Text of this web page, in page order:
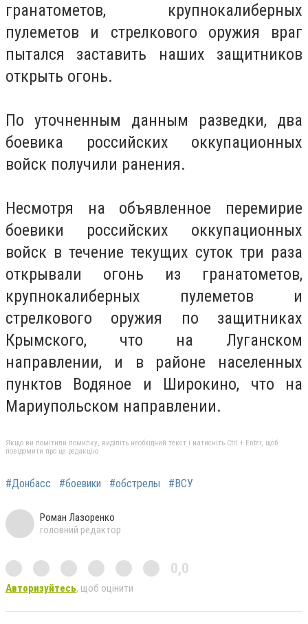
гранатометов, крупнокалиберных
пулеметов и стрелкового оружия враг
пытался заставить наших защитников
открыть огонь.
По уточненным данным разведки, два
боевика российских оккупационных
войск получили ранения.
Несмотря на объявленное перемирие
боевики российских оккупационных
войск в течение текущих суток три раза
открывали огонь из гранатометов,
крупнокалиберных пулеметов и
стрелкового оружия по защитниках
Крымского, что на Луганском
направлении, и в районе населенных
пунктов Водяное и Широкино, что на
Мариупольском направлении.
Якщо ви помітили помилку, виділіть необхідний текст і натисніть Ctrl + Enter, щоб
повідомити про це редакцію
#Донбасс #боевики #обстрелы #ВСУ
Роман Лазоренко
головний редактор
0,0
Авторизуйтесь, щоб оцінити